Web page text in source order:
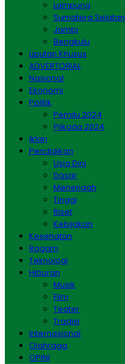
Lampung
Sumatera Selatan
Jambi
Bengkulu
Liputan Khusus
ADVERTORIAL
Nasional
Ekonomi
Politik
Pemilu 2024
Pilkada 2024
Iklan
Pendidikan
Usia Dini
Dasar
Menengah
Tinggi
Riset
Kebijakan
Kesehatan
Ragam
Teknologi
Hiburan
Musik
Film
Teater
Tradisi
Internasional
Olahraga
OPINI